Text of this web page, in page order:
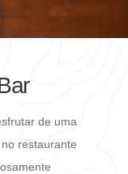
de uma
restaurante